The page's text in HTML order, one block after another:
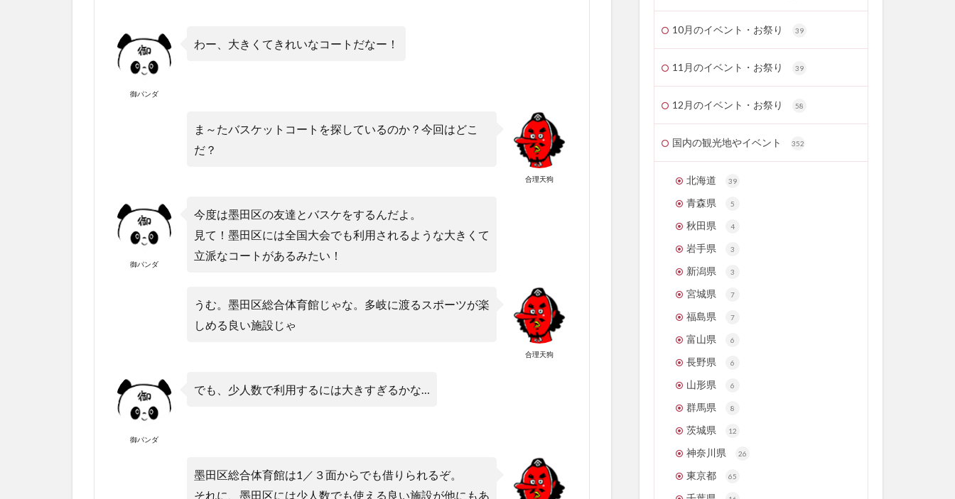
御パンダ
わー、大きくてきれいなコートだなー！
合理天狗
ま～たバスケットコートを探しているのか？今回はどこ
だ？
御パンダ
今度は墨田区の友達とバスケをするんだよ。
見て！墨田区には全国大会でも利用されるような大きくて
立派なコートがあるみたい！
合理天狗
うむ。墨田区総合体育館じゃな。多岐に渡るスポーツが楽
しめる良い施設じゃ
御パンダ
でも、少人数で利用するには大きすぎるかな…
墨田区総合体育館は1／３面からでも借りられるぞ。
それに、墨田区には少人数でも使える良い施設が他にもあ
10月のイベント・お祭り 39
11月のイベント・お祭り 39
12月のイベント・お祭り 58
国内の観光地やイベント 352
北海道 39
青森県 5
秋田県 4
岩手県 3
新潟県 3
宮城県 7
福島県 7
富山県 6
長野県 6
山形県 6
群馬県 8
茨城県 12
神奈川県 26
東京都 65